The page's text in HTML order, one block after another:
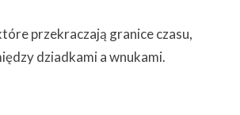
przekraczają granice czasu,
dziadkami a wnukami.